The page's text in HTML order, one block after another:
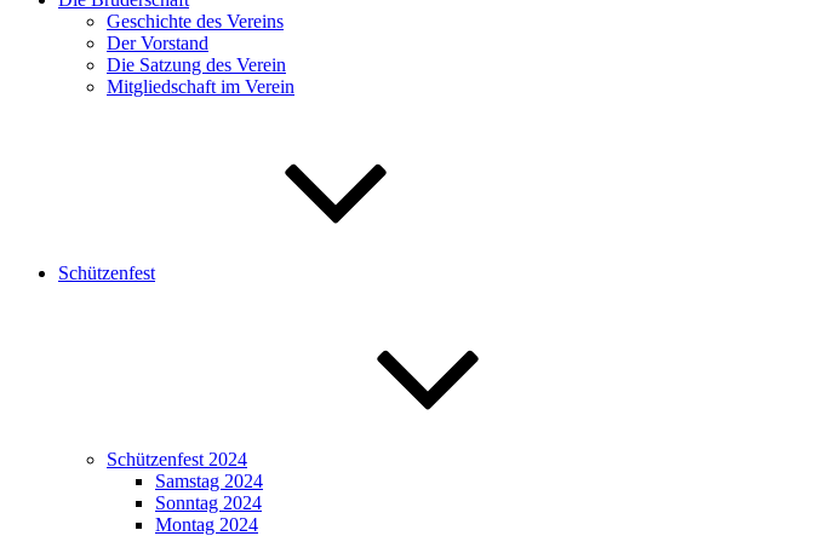
Geschichte des Vereins
Der Vorstand
Die Satzung des Verein
Mitgliedschaft im Verein
Schützenfest
Schützenfest 2024
Samstag 2024
Sonntag 2024
Montag 2024